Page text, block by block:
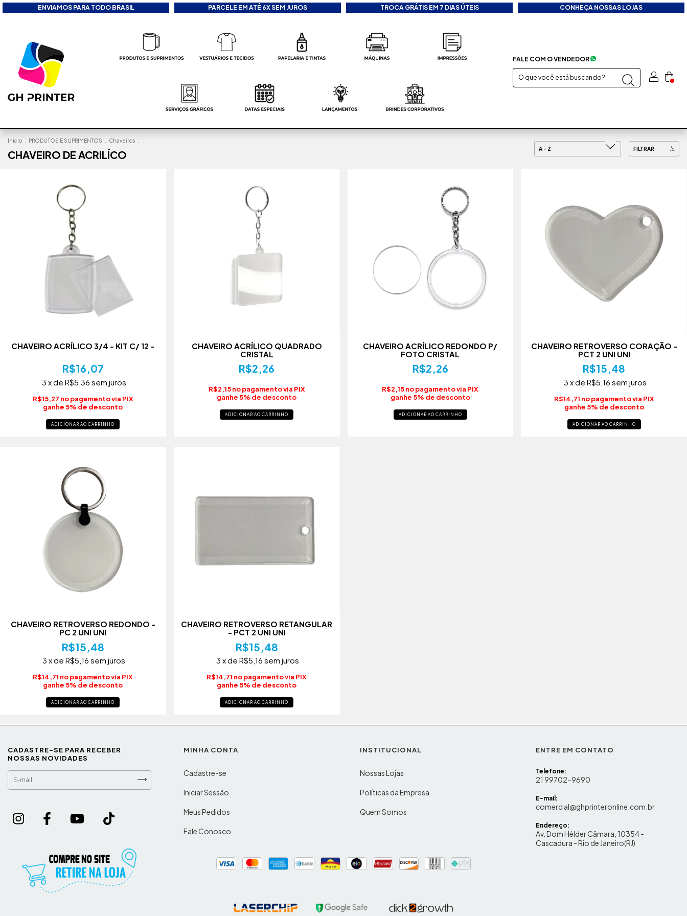
ENVIAMOS PARA TODO BRASIL PARCELE EM ATÉ 6X SEM JUROS TROCA GRÁTIS EM 7 DIAS ÚTEIS CONHEÇA NOSSAS LOJAS
FALE COM O VENDEDOR
Início PRODUTOS E SUPRIMENTOS Chaveiros
CHAVEIRO DE ACRILÍCO FILTRAR
CHAVEIRO ACRÍLICO 3/4 - KIT C/ 12 -
R$16,07
3 x de R$5,36 sem juros
R$15,27 no pagamento via PIX
ganhe 5% de desconto
CHAVEIRO ACRÍLICO QUADRADO
CRISTAL
R$2,26
R$2,15 no pagamento via PIX
ganhe 5% de desconto
ADICIONAR AO CARRINHO
CHAVEIRO ACRÍLICO REDONDO P/
FOTO CRISTAL
R$2,26
R$2,15 no pagamento via PIX
ganhe 5% de desconto
ADICIONAR AO CARRINHO
CHAVEIRO RETROVERSO CORAÇÃO -
PCT 2 UNI UNI
R$15,48
3 x de R$5,16 sem juros
R$14,71 no pagamento via PIX
ganhe 5% de desconto
ADICIONAR AO CARRINHO
CHAVEIRO RETROVERSO REDONDO -
PC 2 UNI UNI
R$15,48
3 x deR$5,16 sem juros
R$14,71 no pagamento via PIX
ganhe 5% de desconto
ADICIONAR AO CARRINHO
CHAVEIRO RETROVERSO RETANGULAR
- PCT 2 UNI UNI
R$15,48
3 x deR$5,16 sem juros
R$14,71 no pagamento via PIX
ganhe 5% de desconto
ADICIONAR AO CARRINHO
CADASTRE-SE PARA RECEBER
NOSSAS NOVIDADES
MINHA CONTA
Cadastre-se
Iniciar Sessão
Meus Pedidos
Fale Conosco
INSTITUCIONAL
Nossas Lojas
Políticas da Empresa
Quem Somos
ENTRE EM CONTATO
Telefone:
21 99702-9690
E-mail:
comercial@ghprinteronline.com.br
Endereço:
Av. Dom Hélder Câmara, 10354 -
Cascadura - Rio de Janeiro(RJ)